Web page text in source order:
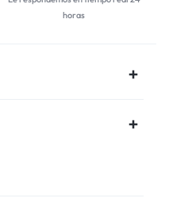
horas